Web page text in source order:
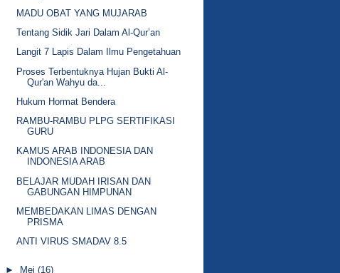
MADU OBAT YANG MUJARAB
Tentang Sidik Jari Dalam Al-Qur’an
Langit 7 Lapis Dalam Ilmu Pengetahuan
Proses Terbentuknya Hujan Bukti Al-
Qur'an Wahyu da...
Hukum Hormat Bendera
RAMBU-RAMBU PLPG SERTIFIKASI
GURU
KAMUS ARAB INDONESIA DAN
INDONESIA ARAB
BELAJAR MUDAH IRISAN DAN
GABUNGAN HIMPUNAN
MEMBEDAKAN LIMAS DENGAN
PRISMA
ANTI VIRUS SMADAV 8.5
► Mei (16)